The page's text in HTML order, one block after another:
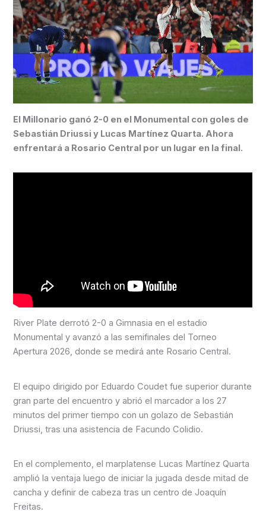
El Millonario ganó 2-0 en el Monumental con goles de
Sebastián Driussi y Lucas Martínez Quarta. Ahora
enfrentará a Rosario Central por un lugar en la final.
River Plate derrotó 2-0 a Gimnasia en el estadio
Monumental y avanzó a las semifinales del Torneo
Apertura 2026, donde se medirá ante Rosario Central.
El equipo dirigido por Eduardo Coudet fue superior durante
gran parte del encuentro y abrió el marcador a los 27
minutos del primer tiempo con un golazo de Sebastián
Driussi, tras una asistencia de Facundo Colidio.
En el complemento, el marplatense Lucas Martínez Quarta
amplió la ventaja luego de iniciar la jugada desde mitad de
cancha y definir de cabeza tras un centro de Joaquín
Freitas.